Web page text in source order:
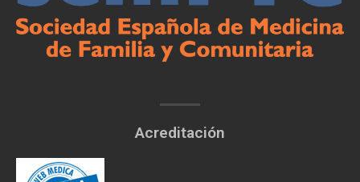
Acreditación